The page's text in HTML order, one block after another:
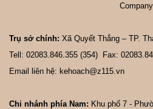
Company
Trụ sở chính: Xã Quyết Thắng – TP.
Tell: 02083.846.355 (354) Fax:
Email liên hệ: kehoach@z115.vn
Chi nhánh phía Nam: Khu phố 7 -